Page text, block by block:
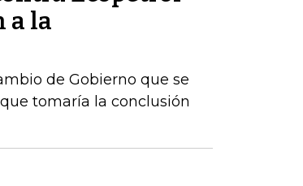
a la
de Gobierno que se
tomaría la conclusión